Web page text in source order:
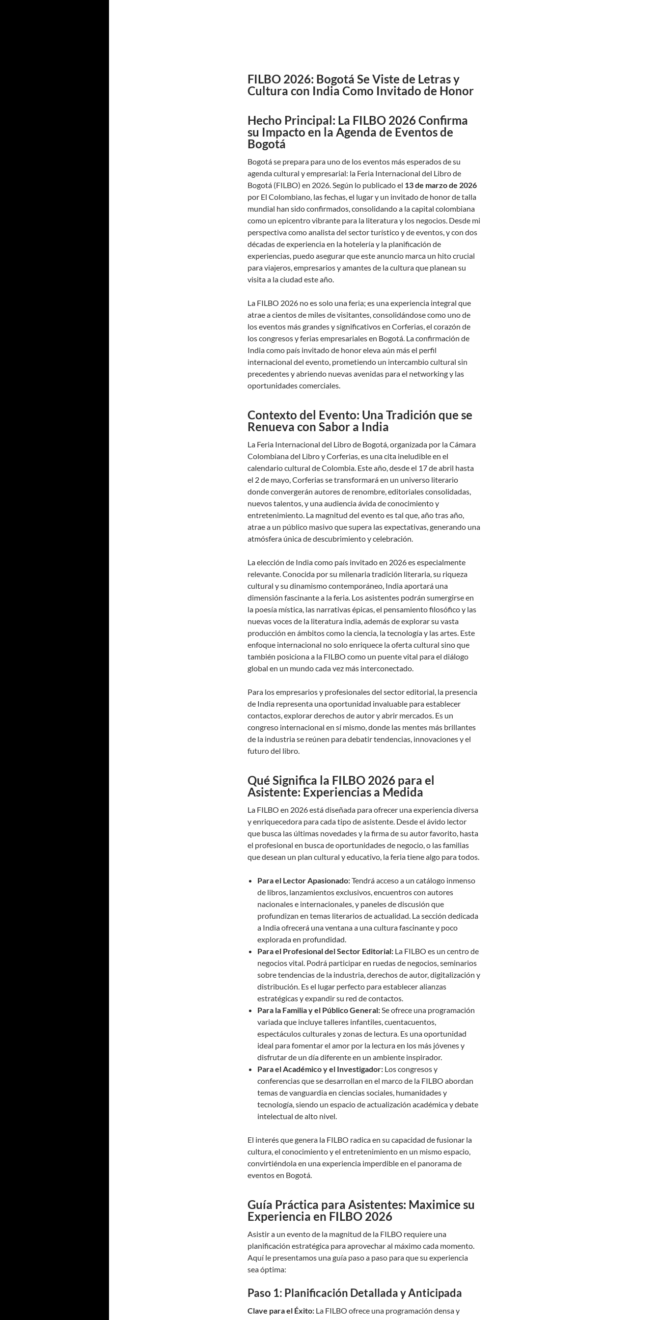
FILBO 2026: Bogotá Se Viste de Letras y
Cultura con India Como Invitado de Honor
Hecho Principal: La FILBO 2026 Confirma
su Impacto en la Agenda de Eventos de
Bogotá
Bogotá se prepara para uno de los eventos más esperados de su
agenda cultural y empresarial: la Feria Internacional del Libro de
Bogotá (FILBO) en 2026. Según lo publicado el 13 de marzo de 2026
por El Colombiano, las fechas, el lugar y un invitado de honor de talla
mundial han sido confirmados, consolidando a la capital colombiana
como un epicentro vibrante para la literatura y los negocios. Desde mi
perspectiva como analista del sector turístico y de eventos, y con dos
décadas de experiencia en la hotelería y la planificación de
experiencias, puedo asegurar que este anuncio marca un hito crucial
para viajeros, empresarios y amantes de la cultura que planean su
visita a la ciudad este año.
La FILBO 2026 no es solo una feria; es una experiencia integral que
atrae a cientos de miles de visitantes, consolidándose como uno de
los eventos más grandes y significativos en Corferias, el corazón de
los congresos y ferias empresariales en Bogotá. La confirmación de
India como país invitado de honor eleva aún más el perfil
internacional del evento, prometiendo un intercambio cultural sin
precedentes y abriendo nuevas avenidas para el networking y las
oportunidades comerciales.
Contexto del Evento: Una Tradición que se
Renueva con Sabor a India
La Feria Internacional del Libro de Bogotá, organizada por la Cámara
Colombiana del Libro y Corferias, es una cita ineludible en el
calendario cultural de Colombia. Este año, desde el 17 de abril hasta
el 2 de mayo, Corferias se transformará en un universo literario
donde convergerán autores de renombre, editoriales consolidadas,
nuevos talentos, y una audiencia ávida de conocimiento y
entretenimiento. La magnitud del evento es tal que, año tras año,
atrae a un público masivo que supera las expectativas, generando una
atmósfera única de descubrimiento y celebración.
La elección de India como país invitado en 2026 es especialmente
relevante. Conocida por su milenaria tradición literaria, su riqueza
cultural y su dinamismo contemporáneo, India aportará una
dimensión fascinante a la feria. Los asistentes podrán sumergirse en
la poesía mística, las narrativas épicas, el pensamiento filosófico y las
nuevas voces de la literatura india, además de explorar su vasta
producción en ámbitos como la ciencia, la tecnología y las artes. Este
enfoque internacional no solo enriquece la oferta cultural sino que
también posiciona a la FILBO como un puente vital para el diálogo
global en un mundo cada vez más interconectado.
Para los empresarios y profesionales del sector editorial, la presencia
de India representa una oportunidad invaluable para establecer
contactos, explorar derechos de autor y abrir mercados. Es un
congreso internacional en sí mismo, donde las mentes más brillantes
de la industria se reúnen para debatir tendencias, innovaciones y el
futuro del libro.
Qué Significa la FILBO 2026 para el
Asistente: Experiencias a Medida
La FILBO en 2026 está diseñada para ofrecer una experiencia diversa
y enriquecedora para cada tipo de asistente. Desde el ávido lector
que busca las últimas novedades y la firma de su autor favorito, hasta
el profesional en busca de oportunidades de negocio, o las familias
que desean un plan cultural y educativo, la feria tiene algo para todos.
Para el Lector Apasionado:Tendrá acceso a un catálogo inmenso
de libros, lanzamientos exclusivos, encuentros con autores
nacionales e internacionales, y paneles de discusión que
profundizan en temas literarios de actualidad. La sección dedicada
a India ofrecerá una ventana a una cultura fascinante y poco
explorada en profundidad.
Para el Profesional del Sector Editorial: La FILBO es un centro de
negocios vital. Podrá participar en ruedas de negocios, seminarios
sobre tendencias de la industria, derechos de autor, digitalización y
distribución. Es el lugar perfecto para establecer alianzas
estratégicas y expandir su red de contactos.
Para la Familia y el Público General:Se ofrece una programación
variada que incluye talleres infantiles, cuentacuentos,
espectáculos culturales y zonas de lectura. Es una oportunidad
ideal para fomentar el amor por la lectura en los más jóvenes y
disfrutar de un día diferente en un ambiente inspirador.
Para el Académico y el Investigador: Los congresos y
conferencias que se desarrollan en el marco de la FILBO abordan
temas de vanguardia en ciencias sociales, humanidades y
tecnología, siendo un espacio de actualización académica y debate
intelectual de alto nivel.
El interés que genera la FILBO radica en su capacidad de fusionar la
cultura, el conocimiento y el entretenimiento en un mismo espacio,
convirtiéndola en una experiencia imperdible en el panorama de
eventos en Bogotá.
Guía Práctica para Asistentes: Maximice su
Experiencia en FILBO 2026
Asistir a un evento de la magnitud de la FILBO requiere una
planificación estratégica para aprovechar al máximo cada momento.
Aquí le presentamos una guía paso a paso para que su experiencia
sea óptima:
Paso 1: Planificación Detallada y Anticipada
Clave para el Éxito: La FILBO ofrece una programación densa y